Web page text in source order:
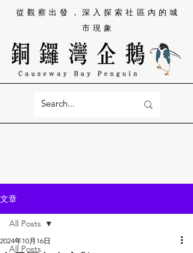
從觀察出發，深入探索社區內的城
市現象
文章
All Posts
All Posts
2024年10月16日